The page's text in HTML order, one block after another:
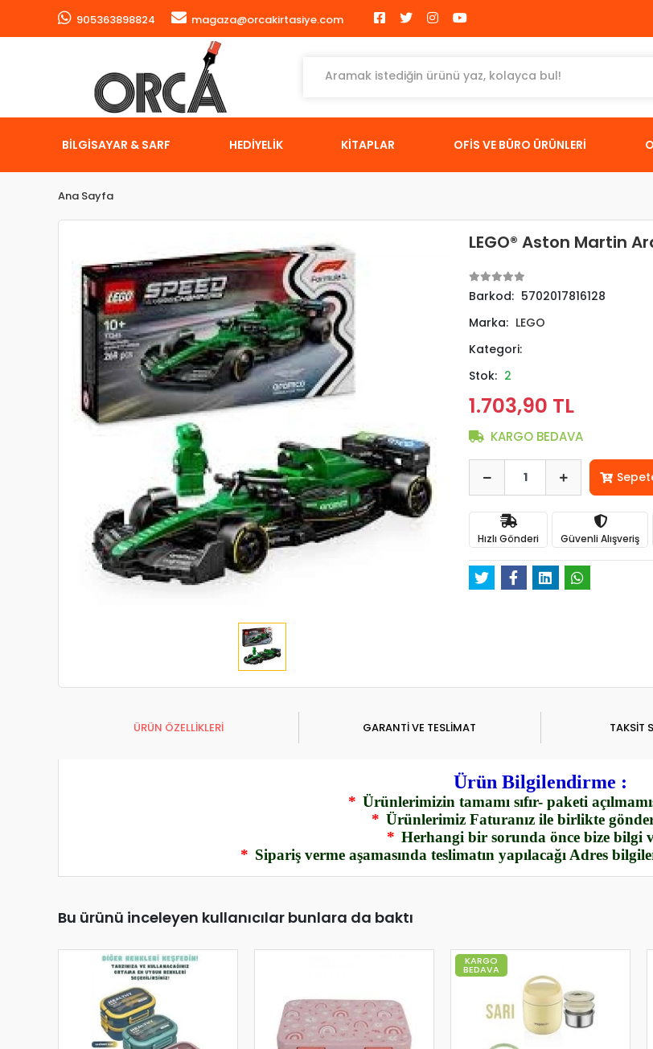
905363898824 magaza@orcakirtasiye.com
BİLGİSAYAR & SARF HEDİYELİK KİTAPLAR OFİS VE BÜRO ÜRÜNLERİ
Ana Sayfa
LEGO® Aston Martin
Barkod: 5702017816128
Marka: LEGO
Kategori:
Stok: 2
1.703,90 TL
KARGO BEDAVA
Hızlı Gönderi Güvenli Alışveriş
ÜRÜN ÖZELLİKLERİ GARANTİ VE TESLİMAT TAKSİT
Ürün Bilgilendirme :
* Ürünlerimizin tamamı sıfır- paketi
* Ürünlerimiz Faturanız ile birlikte
* Herhangi bir sorunda önce bize bilgi
* Sipariş verme aşamasında teslimatın yapılacağı Adres
Bu ürünü inceleyen kullanıcılar bunlara da baktı
KARGO
BEDAVA